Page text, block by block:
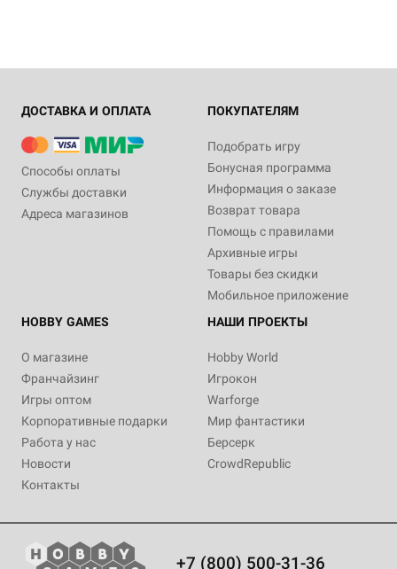
ДОСТАВКА И ОПЛАТА
Способы оплаты
Службы доставки
Адреса магазинов
ПОКУПАТЕЛЯМ
Подобрать игру
Бонусная программа
Информация о заказе
Возврат товара
Помощь с правилами
Архивные игры
Товары без скидки
Мобильное приложение
HOBBY GAMES
О магазине
Франчайзинг
Игры оптом
Корпоративные подарки
Работа у нас
Новости
Контакты
НАШИ ПРОЕКТЫ
Hobby World
Игрокон
Warforge
Мир фантастики
Берсерк
CrowdRepublic
+7 (800) 500-31-36